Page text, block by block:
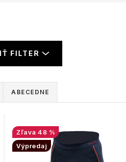
FILTER
ABECEDNE
48 %
Výpredaj